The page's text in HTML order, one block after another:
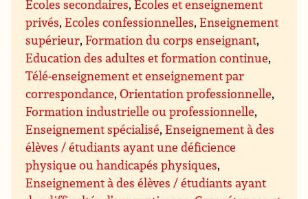
Ecoles secondaires,Ecoles et enseignement
privés,Ecoles confessionnelles,Enseignement
supérieur,Formation du corps enseignant,
Education des adultes et formation continue,
Télé-enseignement et enseignement par
correspondance,Orientation professionnelle,
Formation industrielle ou professionnelle,
Enseignement spécialisé,Enseignement à des
élèves / étudiants ayant une déficience
physique ou handicapés physiques,
Enseignement à des élèves / étudiants ayant